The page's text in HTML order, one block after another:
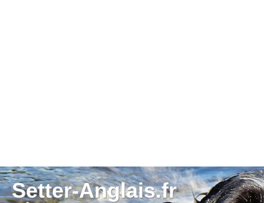
Setter-Anglais.fr